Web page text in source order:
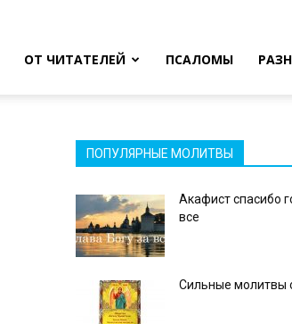
ОТ ЧИТАТЕЛЕЙ ПСАЛОМЫ
ПОПУЛЯРНЫЕ МОЛИТВЫ
Акафист спасибо
все
Сильные молитвы